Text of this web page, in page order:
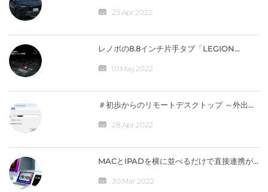
『BZ4X』／バッテリー残量の％表示なし
【編集部】 人気記事 最近の投稿 カテゴリー
23.Apr.2022
レノボの8.8インチ片手タブ「LEGION
か】01.May.2022
＃初歩からのリモートデスクトップ ～外出先
28.Apr.2022
MACとIPADを横に並べるだけで直接連携が
仕組みとは？
30.Mar.2022